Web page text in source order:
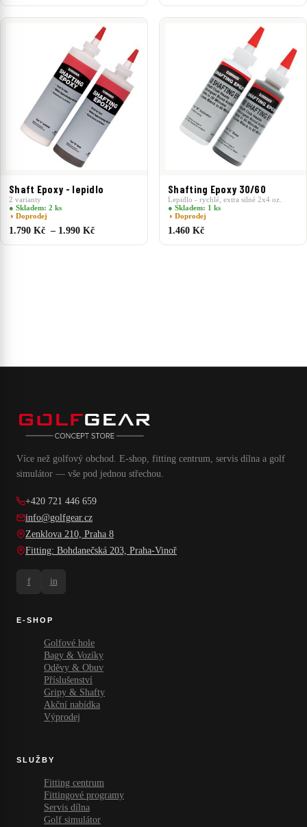
Shaft Epoxy - lepidlo
2 varianty
● Skladem: 2 ks
◑ Doprodej
1.790 Kč – 1.990 Kč
Shafting Epoxy 30/60
Lepidlo - rychlé, extra silné 2x4 oz.
● Skladem: 1 ks
◑ Doprodej
1.460 Kč
Více než golfový obchod. E-shop, fitting centrum, servis dílna a golf
simulátor — vše pod jednou střechou.
+420 721 446 659
info@golfgear.cz
Zenklova 210, Praha 8
Fitting: Bohdanečská 203, Praha-Vinoř
f in
E-SHOP
Golfové hole
Bagy & Vozíky
Oděvy & Obuv
Příslušenství
Gripy & Shafty
Akční nabídka
Výprodej
SLUŽBY
Fitting centrum
Fittingové programy
Servis dílna
Golf simulátor